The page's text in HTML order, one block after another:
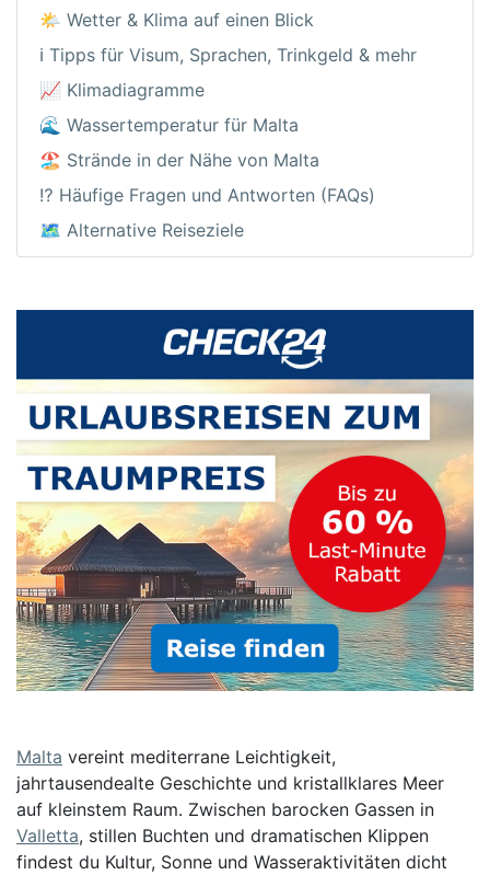
🌤️ Wetter & Klima auf einen Blick
ℹ️ Tipps für Visum, Sprachen, Trinkgeld & mehr
📈 Klimadiagramme
🌊 Wassertemperatur für Malta
🏖️ Strände in der Nähe von Malta
⁉️ Häufige Fragen und Antworten (FAQs)
🗺️ Alternative Reiseziele
Malta vereint mediterrane Leichtigkeit,
jahrtausendealte Geschichte und kristallklares Meer
auf kleinstem Raum. Zwischen barocken Gassen in
Valletta, stillen Buchten und dramatischen Klippen
findest du Kultur, Sonne und Wasseraktivitäten dicht